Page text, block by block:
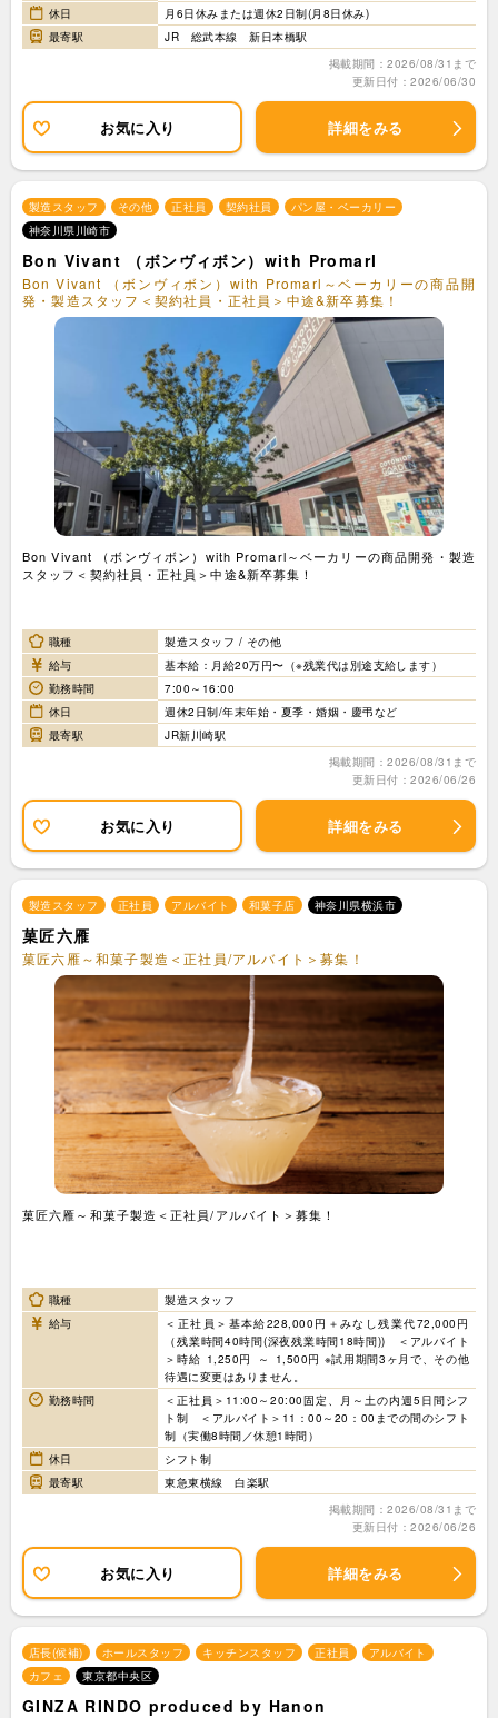
休日
月6日休みまたは週休2日制(月8日休み)
最寄駅
JR 総武本線 新日本橋駅
掲載期間：2026/08/31まで
更新日付：2026/06/30
お気に入り 詳細をみる
製造スタッフ その他 正社員 契約社員
パン屋・ベーカリー
神奈川県川崎市
Bon Vivant （ボンヴィボン）with Promarl
Bon Vivant （ボンヴィボン）with Promarl～ベーカリーの商品開
発・製造スタッフ＜契約社員・正社員＞中途&新卒募集！
Bon Vivant （ボンヴィボン）with Promarl～ベーカリーの商品開発・製造
スタッフ＜契約社員・正社員＞中途&新卒募集！
職種
製造スタッフ / その他
給与
基本給：月給20万円〜（※残業代は別途支給します）
勤務時間
7:00～16:00
休日
週休2日制/年末年始・夏季・婚姻・慶弔など
最寄駅
JR新川崎駅
掲載期間：2026/08/31まで
更新日付：2026/06/26
お気に入り 詳細をみる
製造スタッフ 正社員 アルバイト 和菓子店 神奈川県横浜市
菓匠六雁
菓匠六雁～和菓子製造＜正社員/アルバイト＞募集！
菓匠六雁～和菓子製造＜正社員/アルバイト＞募集！
職種
製造スタッフ
給与
＜正社員＞基本給228,000円＋みなし残業代72,000円
（残業時間40時間(深夜残業時間18時間)) ＜アルバイト
＞時給 1,250円 ～ 1,500円 ※試用期間3ヶ月で、その他
待遇に変更はありません。
勤務時間
＜正社員＞11:00～20:00固定、月～土の内週5日間シフ
ト制 ＜アルバイト＞11：00～20：00までの間のシフト
制（実働8時間／休憩1時間）
休日
シフト制
最寄駅
東急東横線 白楽駅
掲載期間：2026/08/31まで
更新日付：2026/06/26
お気に入り 詳細をみる
店長(候補) ホールスタッフ キッチンスタッフ 正社員
アルバイト
カフェ
東京都中央区
GINZA RINDO produced by Hanon